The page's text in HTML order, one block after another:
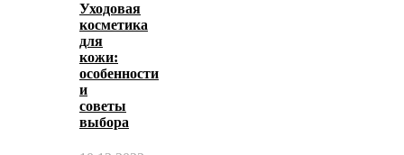
Уходовая
косметика
для
кожи:
особенности
и
советы
выбора